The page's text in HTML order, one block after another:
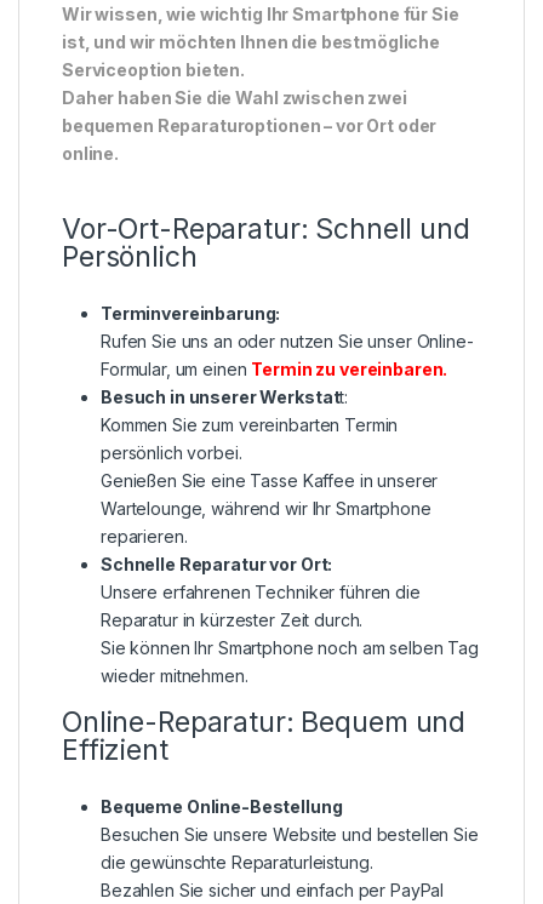
Wir wissen, wie wichtig Ihr Smartphone für Sie
ist, und wir möchten Ihnen die bestmögliche
Serviceoption bieten.
Daher haben Sie die Wahl zwischen zwei
bequemen Reparaturoptionen – vor Ort oder
online.
Vor-Ort-Reparatur: Schnell und
Persönlich
Terminvereinbarung:
Rufen Sie uns an oder nutzen Sie unser Online-
Formular, um einen Termin zu vereinbaren.
Besuch in unserer Werkstatt:
Kommen Sie zum vereinbarten Termin
persönlich vorbei.
Genießen Sie eine Tasse Kaffee in unserer
Wartelounge, während wir Ihr Smartphone
reparieren.
Schnelle Reparatur vor Ort:
Unsere erfahrenen Techniker führen die
Reparatur in kürzester Zeit durch.
Sie können Ihr Smartphone noch am selben Tag
wieder mitnehmen.
Online-Reparatur: Bequem und
Effizient
Bequeme Online-Bestellung
Besuchen Sie unsere Website und bestellen Sie
die gewünschte Reparaturleistung.
Bezahlen Sie sicher und einfach per PayPal